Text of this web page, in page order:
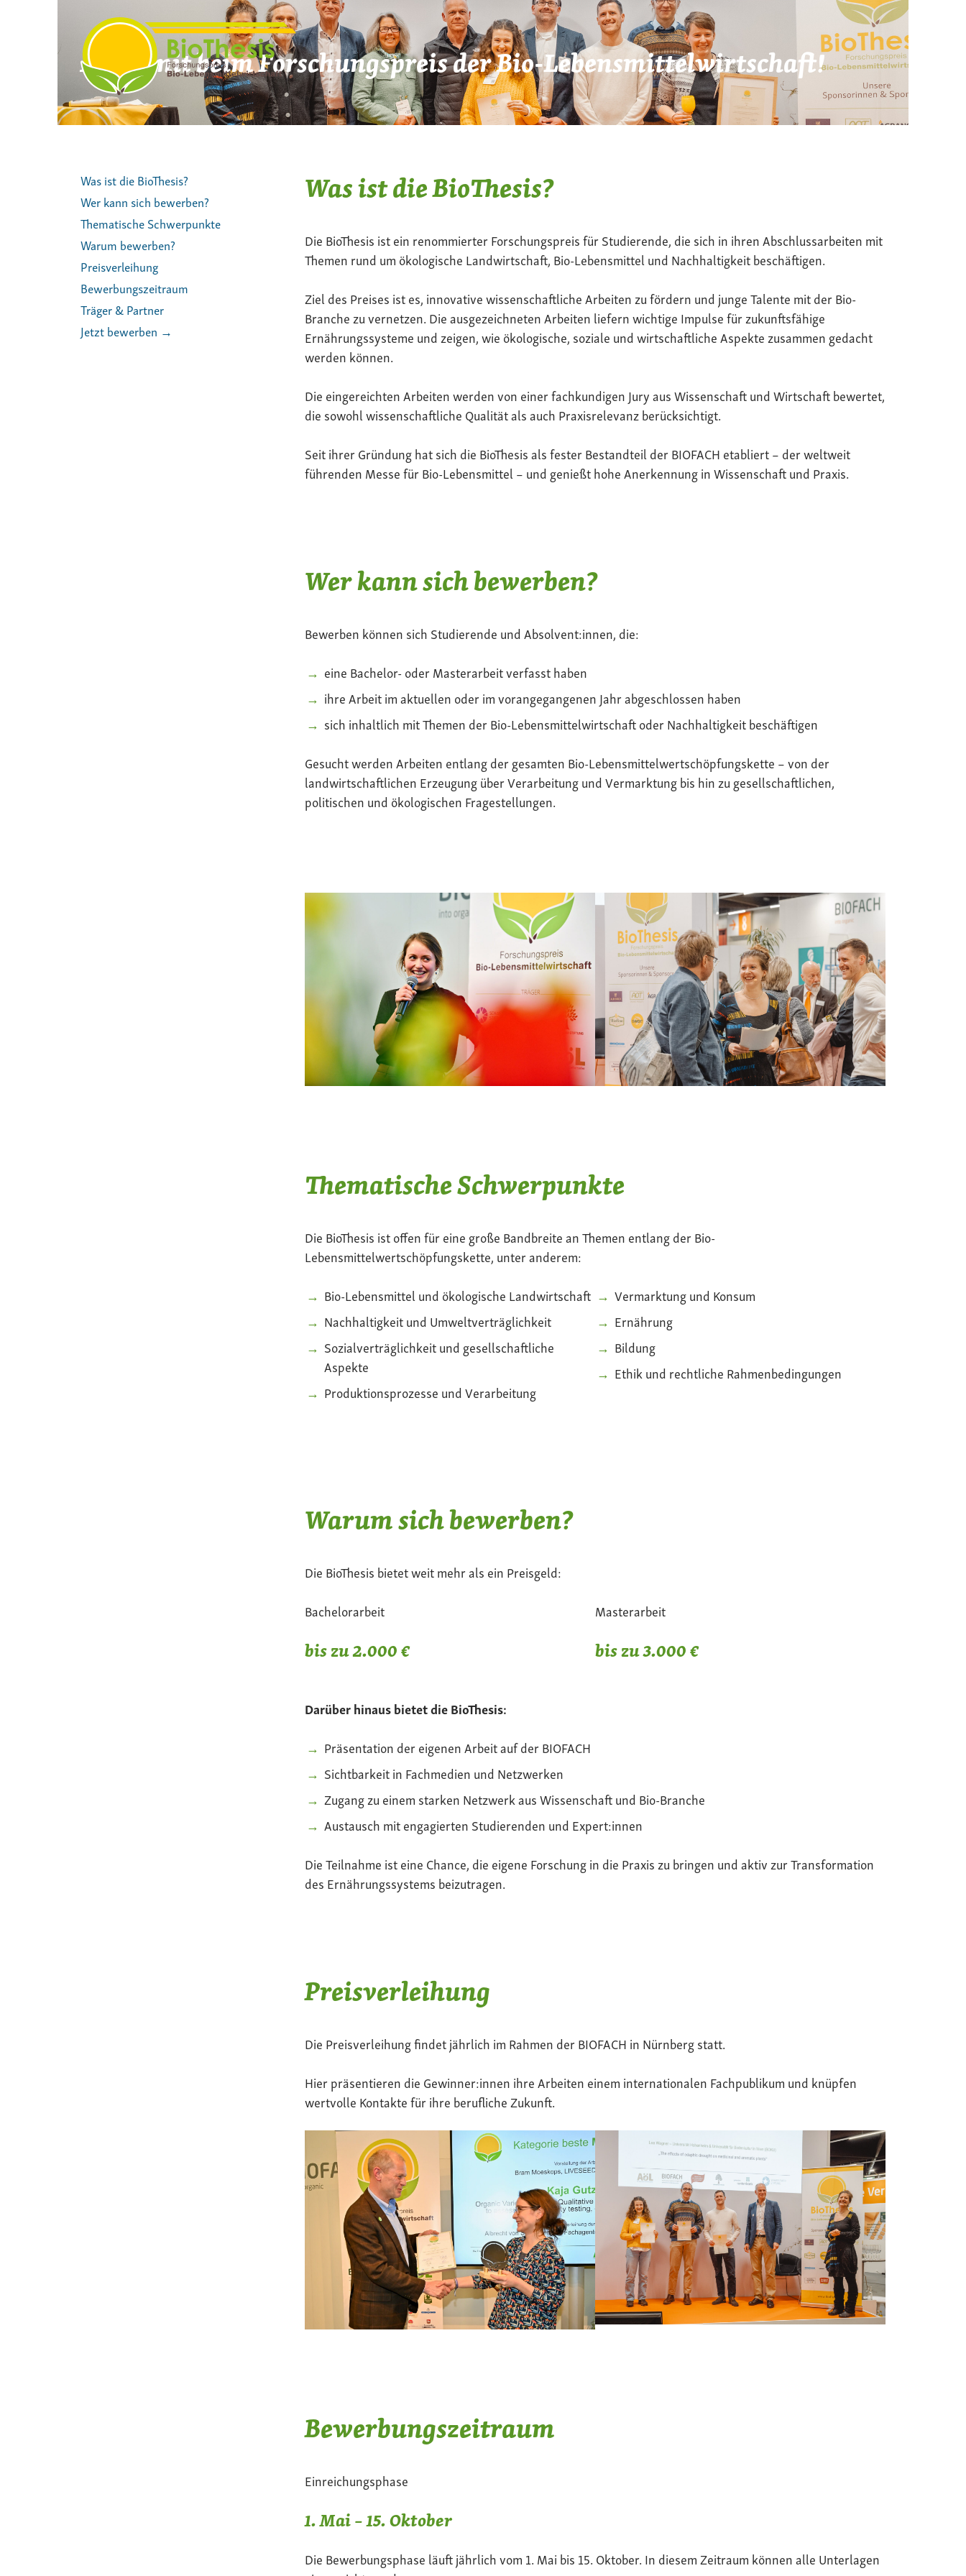
Mach mit beim Forschungspreis der Bio-Lebensmittelwirtschaft!
Was ist die BioThesis?
Die BioThesis ist ein renommierter Forschungspreis für Studierende, die sich in ihren Abschlussarbeiten mit
Themen rund um ökologische Landwirtschaft, Bio-Lebensmittel und Nachhaltigkeit beschäftigen.
Ziel des Preises ist es, innovative wissenschaftliche Arbeiten zu fördern und junge Talente mit der Bio-
Branche zu vernetzen. Die ausgezeichneten Arbeiten liefern wichtige Impulse für zukunftsfähige
Ernährungssysteme und zeigen, wie ökologische, soziale und wirtschaftliche Aspekte zusammen gedacht
werden können.
Die eingereichten Arbeiten werden von einer fachkundigen Jury aus Wissenschaft und Wirtschaft bewertet,
die sowohl wissenschaftliche Qualität als auch Praxisrelevanz berücksichtigt.
Seit ihrer Gründung hat sich die BioThesis als fester Bestandteil der BIOFACH etabliert – der weltweit
führenden Messe für Bio-Lebensmittel – und genießt hohe Anerkennung in Wissenschaft und Praxis.
Wer kann sich bewerben?
Bewerben können sich Studierende und Absolvent:innen, die:
eine Bachelor- oder Masterarbeit verfasst haben
ihre Arbeit im aktuellen oder im vorangegangenen Jahr abgeschlossen haben
sich inhaltlich mit Themen der Bio-Lebensmittelwirtschaft oder Nachhaltigkeit beschäftigen
Gesucht werden Arbeiten entlang der gesamten Bio-Lebensmittelwertschöpfungskette – von der
landwirtschaftlichen Erzeugung über Verarbeitung und Vermarktung bis hin zu gesellschaftlichen,
politischen und ökologischen Fragestellungen.
Thematische Schwerpunkte
Die BioThesis ist offen für eine große Bandbreite an Themen entlang der Bio-
Lebensmittelwertschöpfungskette, unter anderem:
Bio-Lebensmittel und ökologische Landwirtschaft
Nachhaltigkeit und Umweltverträglichkeit
Sozialverträglichkeit und gesellschaftliche
Aspekte
Produktionsprozesse und Verarbeitung
Vermarktung und Konsum
Ernährung
Bildung
Ethik und rechtliche Rahmenbedingungen
Warum sich bewerben?
Die BioThesis bietet weit mehr als ein Preisgeld:
Bachelorarbeit
bis zu 2.000 €
Masterarbeit
bis zu 3.000 €
Darüber hinaus bietet die BioThesis:
Präsentation der eigenen Arbeit auf der BIOFACH
Sichtbarkeit in Fachmedien und Netzwerken
Zugang zu einem starken Netzwerk aus Wissenschaft und Bio-Branche
Austausch mit engagierten Studierenden und Expert:innen
Die Teilnahme ist eine Chance, die eigene Forschung in die Praxis zu bringen und aktiv zur Transformation
des Ernährungssystems beizutragen.
Preisverleihung
Die Preisverleihung findet jährlich im Rahmen der BIOFACH in Nürnberg statt.
Hier präsentieren die Gewinner:innen ihre Arbeiten einem internationalen Fachpublikum und knüpfen
wertvolle Kontakte für ihre berufliche Zukunft.
Bewerbungszeitraum
Einreichungsphase
1. Mai – 15. Oktober
Die Bewerbungsphase läuft jährlich vom 1. Mai bis 15. Oktober. In diesem Zeitraum können alle Unterlagen
Was ist die BioThesis?
Wer kann sich bewerben?
Thematische Schwerpunkte
Warum bewerben?
Preisverleihung
Bewerbungszeitraum
Träger & Partner
Jetzt bewerben →